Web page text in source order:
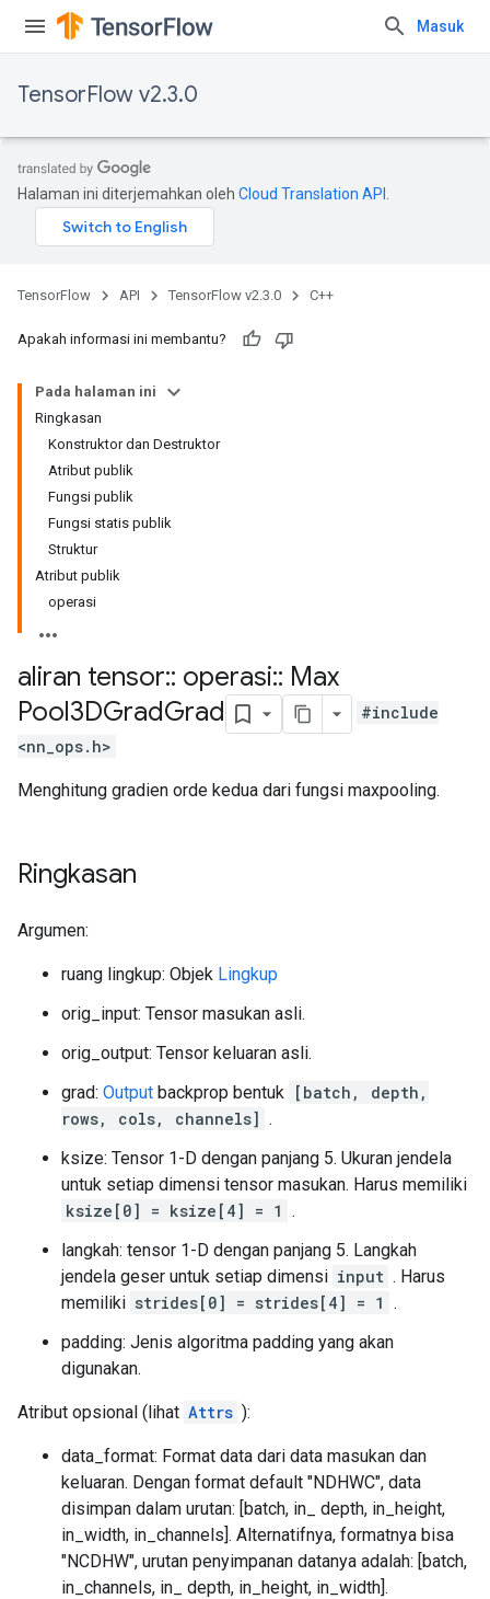
Masuk
TensorFlow v2.3.0
Halaman ini diterjemahkan oleh Cloud Translation API
TensorFlow API TensorFlow v2.3.0 C++
Apakah informasi ini membantu?
Pada halaman ini
Ringkasan
Konstruktor dan Destruktor
Atribut publik
Fungsi publik
Fungsi statis publik
Struktur
Atribut publik
operasi
aliran tensor:: operasi:: Max
Pool3DGradGrad
#include
<nn_ops.h>
Menghitung gradien orde kedua dari fungsi maxpooling.
Ringkasan
Argumen:
ruang lingkup: Objek Lingkup
orig_input: Tensor masukan asli.
orig_output: Tensor keluaran asli.
grad: Output backprop bentuk [batch, depth,
rows, cols, channels] .
ksize: Tensor 1-D dengan panjang 5. Ukuran jendela
untuk setiap dimensi tensor masukan. Harus memiliki
ksize[0] = ksize[4] = 1 .
langkah: tensor 1-D dengan panjang 5. Langkah
jendela geser untuk setiap dimensi input . Harus
memiliki strides[0] = strides[4] = 1 .
padding: Jenis algoritma padding yang akan
digunakan.
Atribut opsional (lihat Attrs ):
data_format: Format data dari data masukan dan
keluaran. Dengan format default "NDHWC", data
disimpan dalam urutan: [batch, in_ depth, in_height,
in_width, in_channels]. Alternatifnya, formatnya bisa
"NCDHW", urutan penyimpanan datanya adalah: [batch,
in_channels, in_ depth, in_height, in_width].